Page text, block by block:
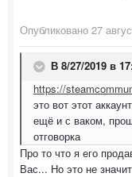
Опубликовано 27
В 8/27/2019 в
https://
это вот этот
ещё и с ваком,
отговорка
Про то что я его
Вас... Но это не